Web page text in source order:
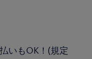
いもOK！(規定